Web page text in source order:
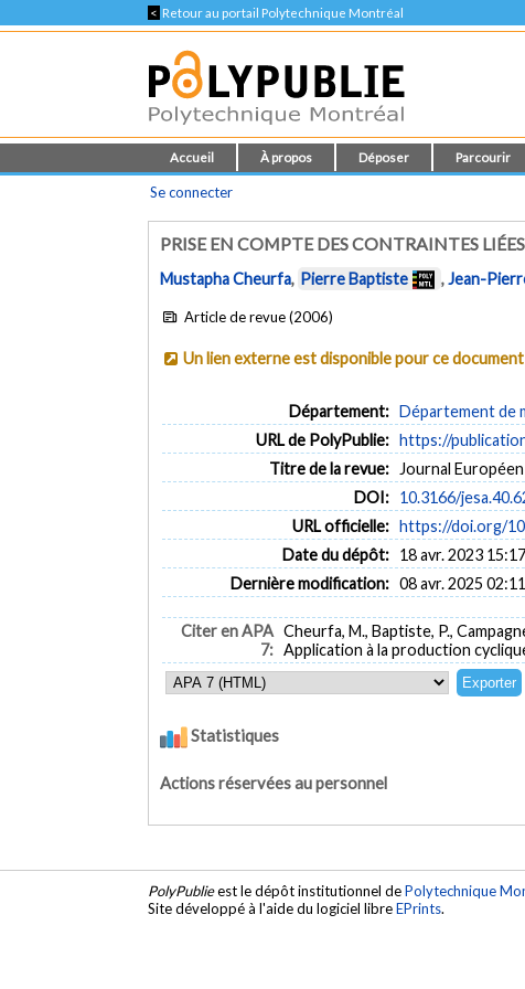
< Retour au portail Polytechnique Montréal
Accueil À propos Déposer Parcourir
Se connecter
PRISE EN COMPTE DES CONTRAINTES
Mustapha Cheurfa, Pierre Baptiste ,Jean-
Article de revue (2006)
Un lien externe est disponible pour ce document
Département: Département de
URL de PolyPublie: https://
Titre de la revue:
Journal
DOI: 10.3166/
URL officielle: https://doi.org/
Date du dépôt: 18 avr. 2023 15:17
Dernière modification: 08 avr. 2025 02:11
Citer en APA
7:
Cheurfa, M., Baptiste, P.,
Application à la production
Statistiques
Actions réservées au personnel
PolyPublieest le dépôt institutionnel dePolytechnique
Site développé à l'aide du logiciel libreEPrints.